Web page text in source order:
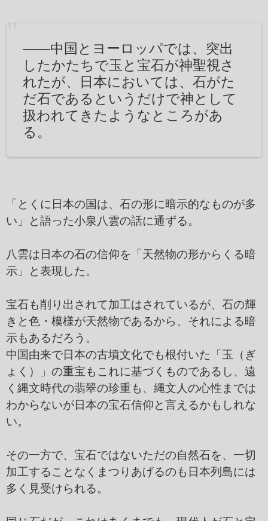
――中国とヨーロッパでは、突出
したかたちで玉と宝石が神聖視さ
れたが、日本においては、石がた
だ石であるというだけで神として
扱われてきたようなところがあ
る。
「とくに日本の国は、石の形に暗示的なものが多
い」と語った小泉八雲の話に通ずる。
八雲は日本の石の信仰を「天然物の形からくる暗
示」と表現した。
宝石も削り出されて加工はされているが、石の輝
きと色・模様が天然物であるから、それによる暗
示もあるだろう。
中国由来で日本の古墳文化でも根付いた「玉（ぎ
ょく）」の重宝もこれに基づくものであるし、遠
く縄文時代の翡翠の珍重も、縄文人の心性までは
わからないが日本の宝石信仰と言えるかもしれな
い。
その一方で、宝石ではないただの自然石を、一切
加工することなくまつりあげるのも日本列島には
多く見受けられる。